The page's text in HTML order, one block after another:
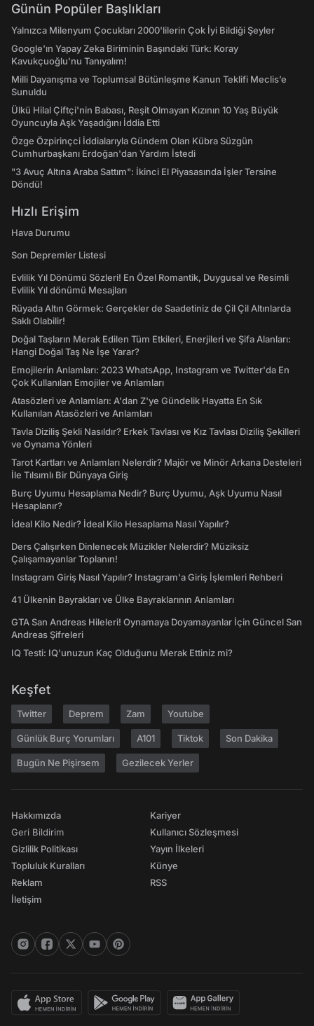
Günün Popüler Başlıkları
Yalnızca Milenyum Çocukları 2000'lilerin Çok İyi Bildiği Şeyler
Google'ın Yapay Zeka Biriminin Başındaki Türk: Koray
Kavukçuoğlu'nu Tanıyalım!
Milli Dayanışma ve Toplumsal Bütünleşme Kanun Teklifi Meclis’e
Sunuldu
Ülkü Hilal Çiftçi'nin Babası, Reşit Olmayan Kızının 10 Yaş Büyük
Oyuncuyla Aşk Yaşadığını İddia Etti
Özge Özpirinçci İddialarıyla Gündem Olan Kübra Süzgün
Cumhurbaşkanı Erdoğan'dan Yardım İstedi
"3 Avuç Altına Araba Sattım": İkinci El Piyasasında İşler Tersine
Döndü!
Hızlı Erişim
Hava Durumu
Son Depremler Listesi
Evlilik Yıl Dönümü Sözleri! En Özel Romantik, Duygusal ve Resimli
Evlilik Yıl dönümü Mesajları
Rüyada Altın Görmek: Gerçekler de Saadetiniz de Çil Çil Altınlarda
Saklı Olabilir!
Doğal Taşların Merak Edilen Tüm Etkileri, Enerjileri ve Şifa Alanları:
Hangi Doğal Taş Ne İşe Yarar?
Emojilerin Anlamları: 2023 WhatsApp, Instagram ve Twitter'da En
Çok Kullanılan Emojiler ve Anlamları
Atasözleri ve Anlamları: A'dan Z'ye Gündelik Hayatta En Sık
Kullanılan Atasözleri ve Anlamları
Tavla Diziliş Şekli Nasıldır? Erkek Tavlası ve Kız Tavlası Diziliş Şekilleri
ve Oynama Yönleri
Tarot Kartları ve Anlamları Nelerdir? Majör ve Minör Arkana Desteleri
İle Tılsımlı Bir Dünyaya Giriş
Burç Uyumu Hesaplama Nedir? Burç Uyumu, Aşk Uyumu Nasıl
Hesaplanır?
İdeal Kilo Nedir? İdeal Kilo Hesaplama Nasıl Yapılır?
Ders Çalışırken Dinlenecek Müzikler Nelerdir? Müziksiz
Çalışamayanlar Toplanın!
Instagram Giriş Nasıl Yapılır? Instagram'a Giriş İşlemleri Rehberi
41 Ülkenin Bayrakları ve Ülke Bayraklarının Anlamları
GTA San Andreas Hileleri! Oynamaya Doyamayanlar İçin Güncel San
Andreas Şifreleri
IQ Testi: IQ'unuzun Kaç Olduğunu Merak Ettiniz mi?
Keşfet
Twitter Deprem Zam Youtube
Günlük Burç Yorumları A101 Tiktok Son Dakika
Bugün Ne Pişirsem Gezilecek Yerler
Hakkımızda
Geri Bildirim
Gizlilik Politikası
Topluluk Kuralları
Reklam
İletişim
Kariyer
Kullanıcı Sözleşmesi
Yayın İlkeleri
Künye
RSS